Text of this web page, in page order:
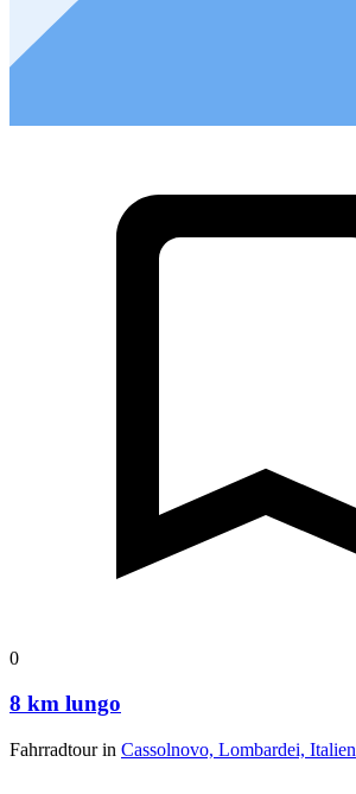
0
8 km lungo
Fahrradtour in Cassolnovo, Lombardei, Italien